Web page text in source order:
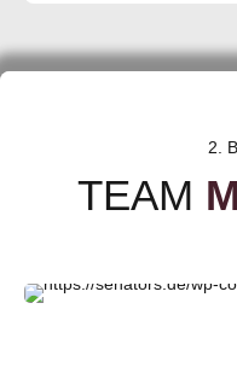
2.
TEAM